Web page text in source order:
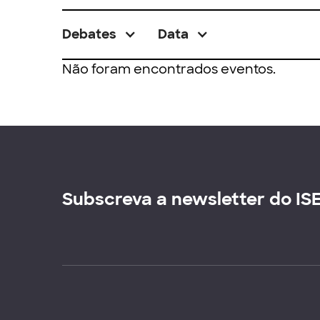
Debates Data
Não foram encontrados eventos.
Subscreva a newsletter do